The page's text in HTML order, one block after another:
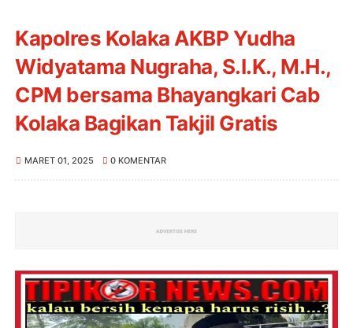
Kapolres Kolaka AKBP Yudha
Widyatama Nugraha, S.I.K., M.H.,
CPM bersama Bhayangkari Cab
Kolaka Bagikan Takjil Gratis
MARET 01, 2025 0 KOMENTAR